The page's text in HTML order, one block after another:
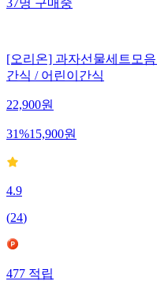
37명구매중
[오리온] 과자선물세트모
간식 / 어린이간식
22,900원
31%15,900원
4.9
(24)
477적립